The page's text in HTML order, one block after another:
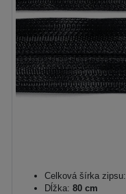
Celková šírka zipsu:
Dĺžka: 80 cm